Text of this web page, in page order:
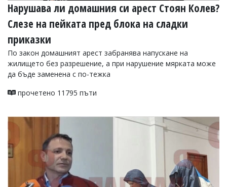
Нарушава ли домашния си арест Стоян Колев?
Слезе на пейката пред блока на сладки
приказки
По закон домашният арест забранява напускане на
жилището без разрешение, а при нарушение мярката може
да бъде заменена с по-тежка
прочетено 11795 пъти